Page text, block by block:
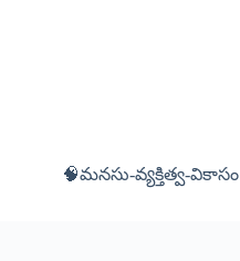
🧠మనసు-వ్యక్తిత్వ-వికాసం